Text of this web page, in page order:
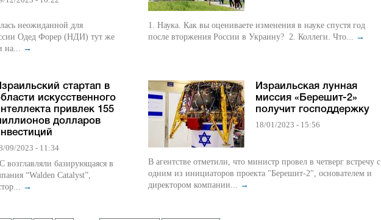
неожиданной для
Одед Форер (НДИ) тут же
на... →
стартап в
искусственного
привлек 155
долларов
09/2023 - 11:34
возглавляли базирующаяся в
“Walden Catalyst”,
→
1. Наука. Как вы оцениваете изменения в науке спустя год
после вторжения России в Украину? 2. Коллеги. Что... →
Израильская лунная
миссия «Берешит-2»
получит господдержку
18/01/2023 - 15:56
В агентстве отметили, что министр провел в четверг встречу с
одним из инициаторов проекта "Берешит-2", основателем и
директором компании... →